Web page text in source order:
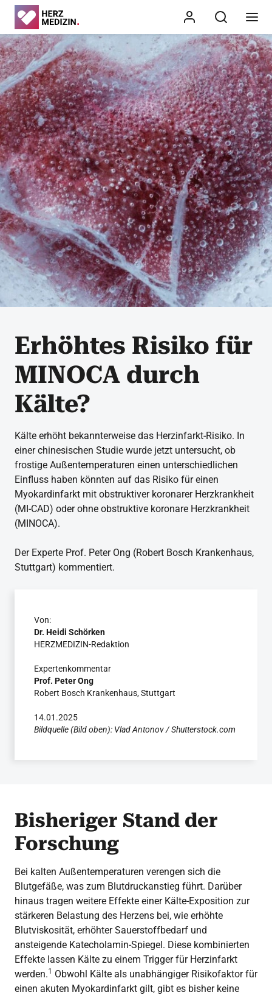
Erhöhtes Risiko für
MINOCA durch
Kälte?
Kälte erhöht bekannterweise das Herzinfarkt-Risiko. In
einer chinesischen Studie wurde jetzt untersucht, ob
frostige Außentemperaturen einen unterschiedlichen
Einfluss haben könnten auf das Risiko für einen
Myokardinfarkt mit obstruktiver koronarer Herzkrankheit
(MI-CAD) oder ohne obstruktive koronare Herzkrankheit
(MINOCA).
Der Experte Prof. Peter Ong (Robert Bosch Krankenhaus,
Stuttgart) kommentiert.
Von:
Dr. Heidi Schörken
HERZMEDIZIN-Redaktion
Expertenkommentar
Prof. Peter Ong
Robert Bosch Krankenhaus, Stuttgart
14.01.2025
Bildquelle (Bild oben): Vlad Antonov / Shutterstock.com
Bisheriger Stand der
Forschung
Bei kalten Außentemperaturen verengen sich die
Blutgefäße, was zum Blutdruckanstieg führt. Darüber
hinaus tragen weitere Effekte einer Kälte-Exposition zur
stärkeren Belastung des Herzens bei, wie erhöhte
Blutviskosität, erhöhter Sauerstoffbedarf und
ansteigende Katecholamin-Spiegel. Diese kombinierten
Effekte lassen Kälte zu einem Trigger für Herzinfarkt
werden.1 Obwohl Kälte als unabhängiger Risikofaktor für
einen akuten Myokardinfarkt gilt, gibt es bisher keine